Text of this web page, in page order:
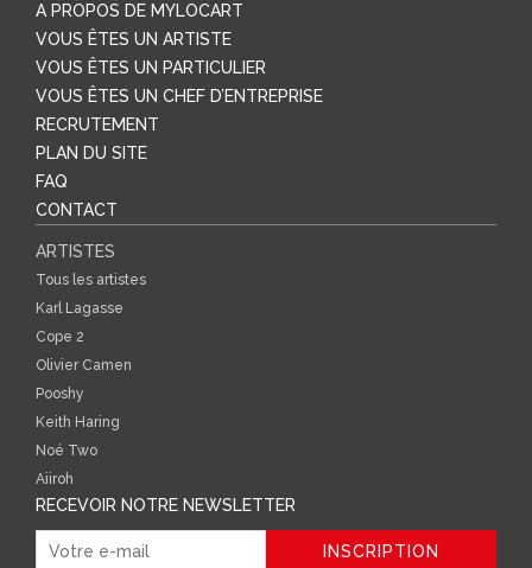
A PROPOS DE MYLOCART
VOUS ÊTES UN ARTISTE
VOUS ÊTES UN PARTICULIER
VOUS ÊTES UN CHEF D’ENTREPRISE
RECRUTEMENT
PLAN DU SITE
FAQ
CONTACT
ARTISTES
Tous les artistes
Karl Lagasse
Cope 2
Olivier Camen
Pooshy
Keith Haring
Noé Two
Aiiroh
RECEVOIR NOTRE NEWSLETTER